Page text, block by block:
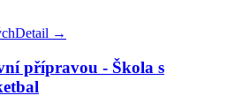
Detail →
přípravou - Škola s